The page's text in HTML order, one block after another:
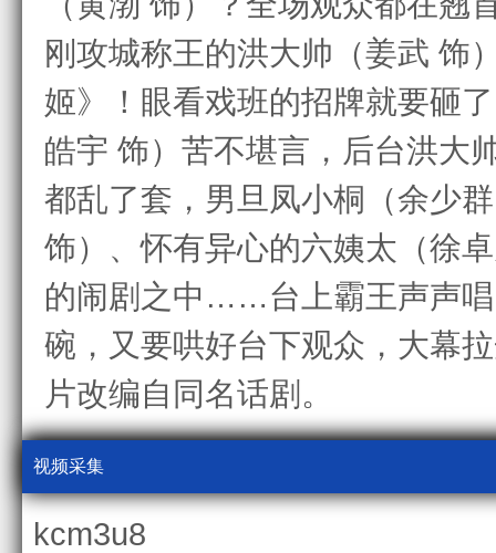
刚攻城称王的洪大帅（姜武 饰
姬》！眼看戏班的招牌就要砸
皓宇 饰）苦不堪言，后台洪大
都乱了套，男旦凤小桐（余少
饰）、怀有异心的六姨太（徐
的闹剧之中……台上霸王声声
碗，又要哄好台下观众，大
片改编自同名话剧。
视频采集
kcm3u8